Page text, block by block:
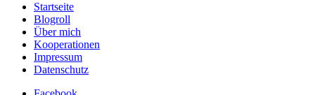
Startseite
Blogroll
Über mich
Kooperationen
Impressum
Datenschutz